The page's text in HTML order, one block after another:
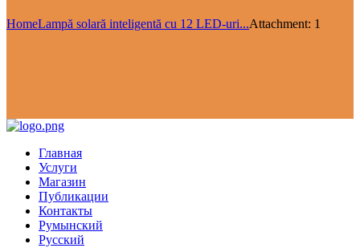
HomeLampă solară inteligentă cu 12 LED-uri...Attachment: 1
Главная
Услуги
Магазин
Публикации
Контакты
Румынский
Русский